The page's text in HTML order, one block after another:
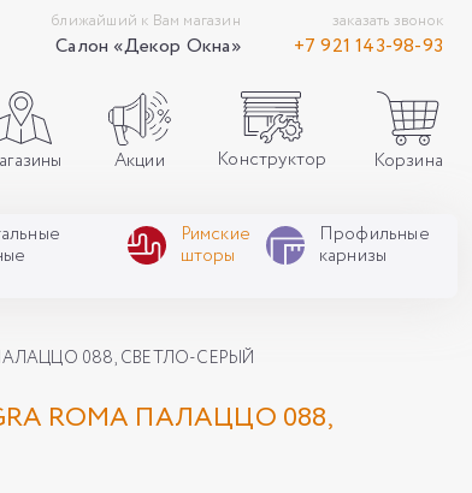
ближайший к Вам магазин
Салон «Декор Окна»
заказать звонок
+7 921 143-98-93
Акции Конструктор Корзина
Римские
шторы
Профильные
карнизы
088, СВЕТЛО-СЕРЫЙ
ROMA ПАЛАЦЦО 088,